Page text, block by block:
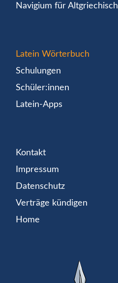
Navigium für Altgriechisch
Latein Wörterbuch
Schulungen
Schüler:innen
Latein-Apps
Kontakt
Impressum
Datenschutz
Verträge kündigen
Home